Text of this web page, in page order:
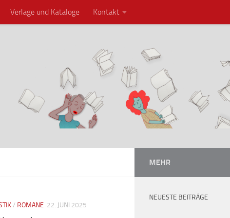
Verlage und Kataloge Kontakt
/ ROMANE 22. JUNI 2025
MEHR
NEUESTE BEITRÄGE